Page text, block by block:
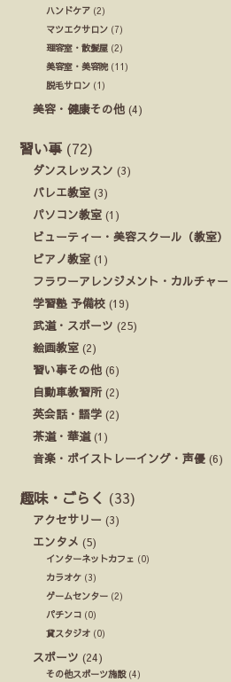
ハンドケア (2)
マツエクサロン (7)
理容室・散髪屋 (2)
美容室・美容院(11)
脱毛サロン (1)
美容・健康その他 (4)
習い事 (72)
ダンスレッスン (3)
バレエ教室 (3)
パソコン教室 (1)
ビューティー・美容スクール（教室）
ピアノ教室 (1)
フラワーアレンジメント・カルチャー
学習塾 予備校 (19)
武道・スポーツ (25)
絵画教室 (2)
習い事その他 (6)
自動車教習所(2)
英会話・語学 (2)
茶道・華道(1)
音楽・ボイストレーイング・声優 (6)
趣味・ごらく (33)
アクセサリー (3)
エンタメ (5)
インターネットカフェ (0)
カラオケ (3)
ゲームセンター (2)
パチンコ (0)
貸スタジオ (0)
スポーツ (24)
その他スポーツ施設(4)